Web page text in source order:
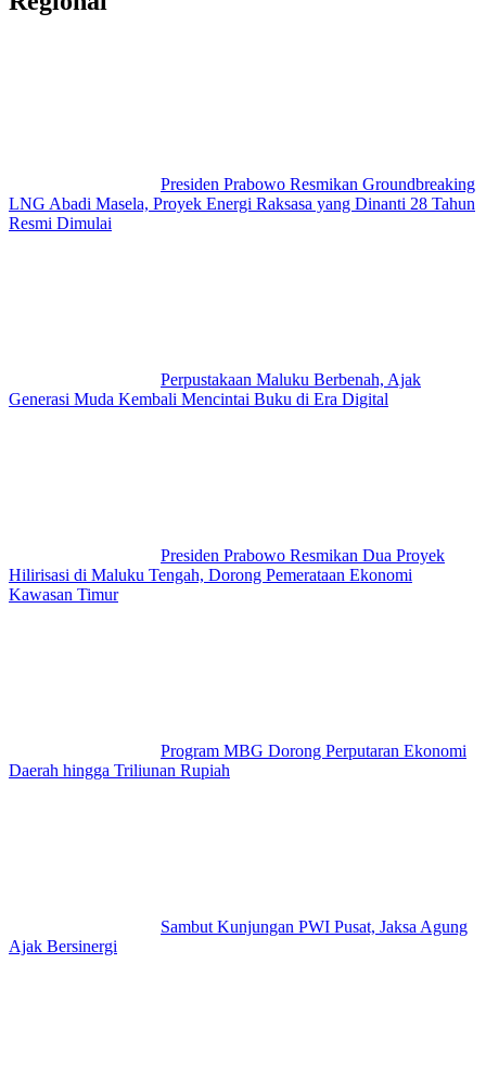
Presiden Prabowo Resmikan Groundbreaking
LNG Abadi Masela, Proyek Energi Raksasa yang Dinanti 28 Tahun
Resmi Dimulai
Perpustakaan Maluku Berbenah, Ajak
Generasi Muda Kembali Mencintai Buku di Era Digital
Presiden Prabowo Resmikan Dua Proyek
Hilirisasi di Maluku Tengah, Dorong Pemerataan Ekonomi
Kawasan Timur
Program MBG Dorong Perputaran Ekonomi
Daerah hingga Triliunan Rupiah
Sambut Kunjungan PWI Pusat, Jaksa Agung
Ajak Bersinergi